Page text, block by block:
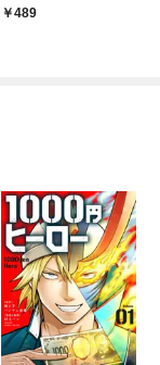
刊号（2025年4月12日
489